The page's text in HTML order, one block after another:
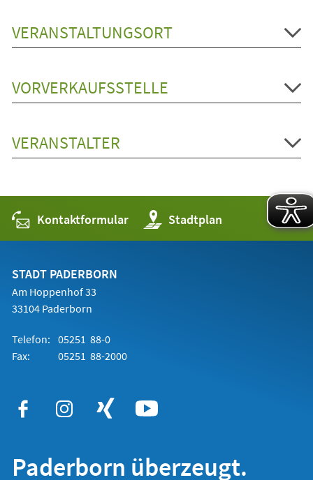
VERANSTALTUNGSORT
VORVERKAUFSSTELLE
VERANSTALTER
Kontaktformular Stadtplan
(Öffnet
in
einem
STADT PADERBORN
Am Hoppenhof 33
33104 Paderborn
Telefon: 05251 88-0
Fax:
05251 88-2000
Paderborn überzeugt.